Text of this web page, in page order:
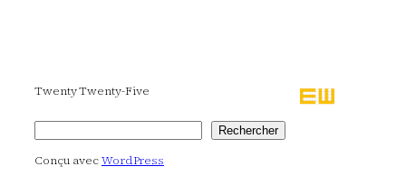
Twenty Twenty-Five
Rechercher
Conçu avecWordPress